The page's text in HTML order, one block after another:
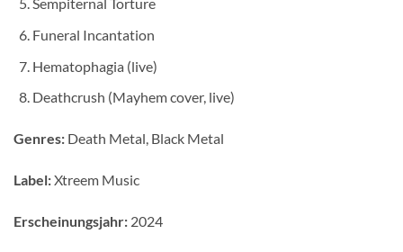
Sempiternal Torture
Funeral Incantation
Hematophagia (live)
Deathcrush (Mayhem cover, live)
Genres: Death Metal, Black Metal
Label:Xtreem Music
Erscheinungsjahr: 2024